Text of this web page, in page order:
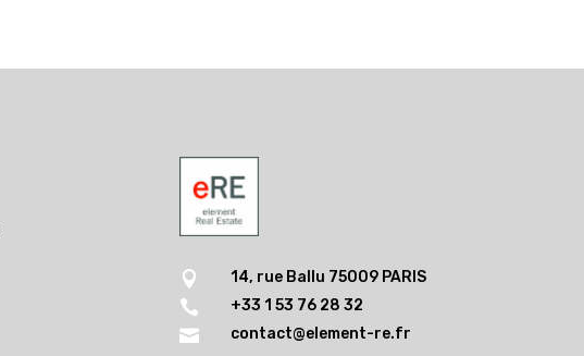
 14, rue Ballu 75009 PARIS
 +33 1 53 76 28 32
 contact@element-re.fr